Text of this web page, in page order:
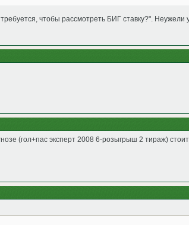
чтобы рассмотреть БИГ ставку?". Неужели
(гол+пас эксперт 2008 6-розыгрыш 2 тираж)